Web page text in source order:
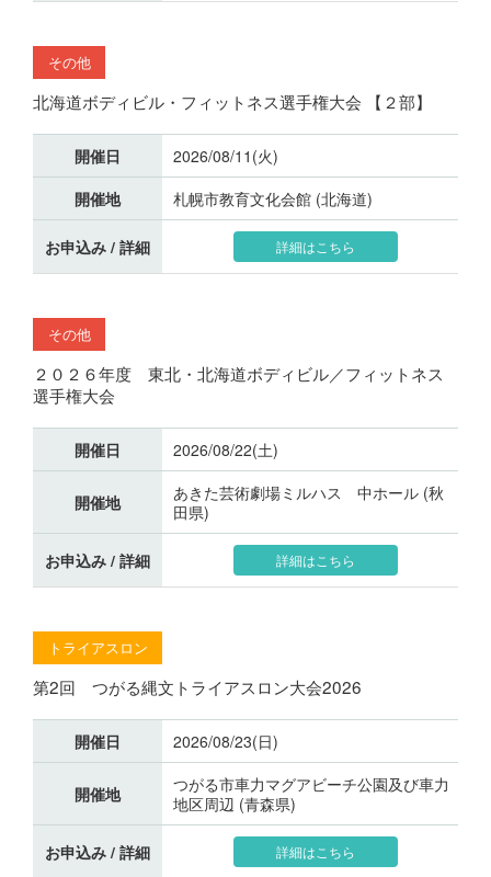
その他
北海道ボディビル・フィットネス選手権大会 【２部】
開催日
2026/08/11(火)
開催地
札幌市教育文化会館 (北海道)
お申込み / 詳細 詳細はこちら
その他
２０２６年度 東北・北海道ボディビル／フィットネス
選手権大会
開催日 2026/08/22(土)
開催地
あきた芸術劇場ミルハス 中ホール (秋
田県)
お申込み / 詳細 詳細はこちら
トライアスロン
第2回 つがる縄文トライアスロン大会2026
開催日 2026/08/23(日)
開催地
つがる市車力マグアビーチ公園及び車力
地区周辺 (青森県)
お申込み / 詳細 詳細はこちら